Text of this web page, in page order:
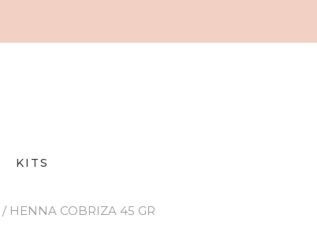
KITS
/ HENNA COBRIZA 45 GR